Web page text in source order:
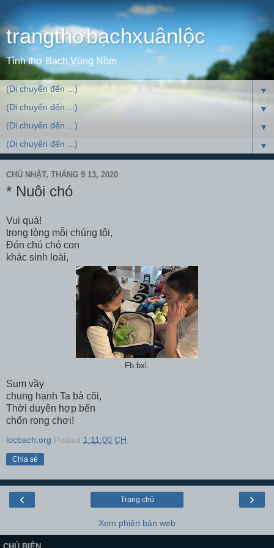
trangthơbạchxuânlộc
Tình thơ Bạch Vũng Nồm
▼
▼
▼
▼
CHỦ NHẬT, THÁNG 9 13, 2020
* Nuôi chó
Vui quá!
trong lòng mỗi chúng tôi,
Đón chú chó con
khác sinh loài,
Fb.bxl.
Sum vầy
chung hạnh Ta bà cõi,
Thời duyên hợp bến
chốn rong chơi!
locbach.org Posted 1:11:00 CH
Chia sẻ
‹ ›
Trang chủ
Xem phiên bản web